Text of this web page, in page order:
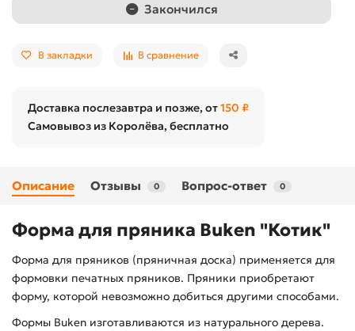
Закончился
В закладки В сравнение
Доставка послезавтра и позже, от150 ₽
Самовывоз из Королёва, бесплатно
Описание Отзывы 0 Вопрос-ответ 0
Форма для пряника Buken "Котик"
Форма для пряников (пряничная доска) применяется для
формовки печатных пряников. Пряники приобретают
форму, которой невозможно добиться другими способами.
Формы Buken изготавливаются из натурального дерева.